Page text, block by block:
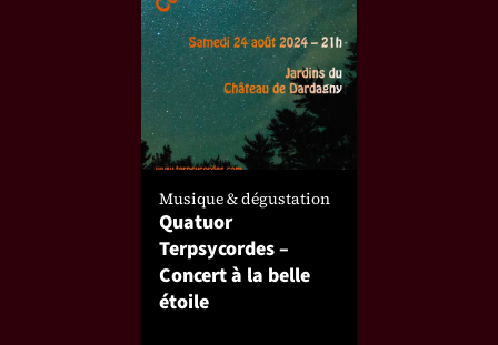
Musique & dégustation
Quatuor
Terpsycordes –
Concert à la belle
étoile